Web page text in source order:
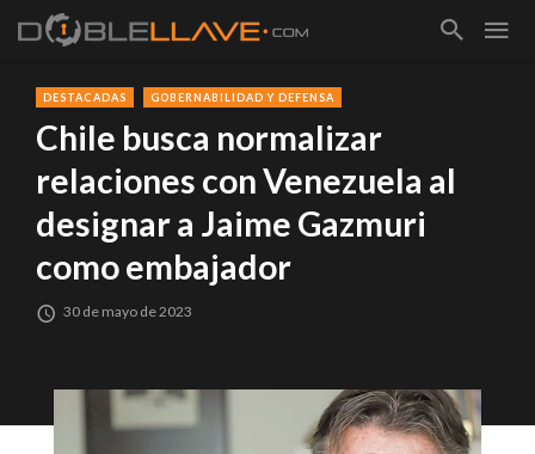
DESTACADAS GOBERNABILIDAD Y DEFENSA
Chile busca normalizar
relaciones con Venezuela al
designar a Jaime Gazmuri
como embajador
30 de mayo de 2023